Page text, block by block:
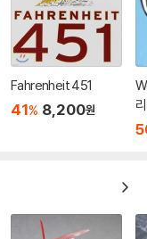
Fahrenheit 451
41% 8,200원
'